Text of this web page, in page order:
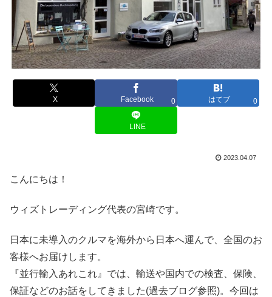
X Facebook 0 はてブ 0
LINE
2023.04.07
こんにちは！
ウィズトレーディング代表の宮崎です。
日本に未導入のクルマを海外から日本へ運んで、全国のお
客様へお届けします。
『並行輸入あれこれ』では、輸送や国内での検査、保険、
保証などのお話をしてきました(過去ブログ参照)。今回は